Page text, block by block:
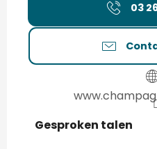
03
Gesproken talen
Gesproken talen